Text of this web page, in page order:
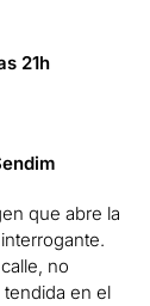
21h
que abre la
no
en el